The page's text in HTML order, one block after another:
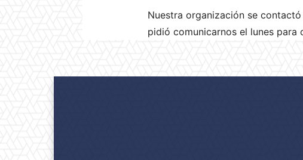
Nuestra organización se
pidió comunicarnos el lunes para